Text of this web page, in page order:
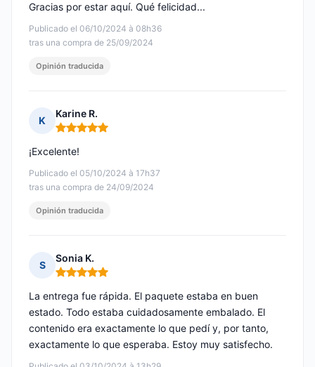
Publicado el 06/10/2024 à 08h36
tras una compra de 25/09/2024
Gracias por estar aquí. Qué felicidad...
Opinión traducida
K
Karine R.
Nota: 5 de 5
Publicado el 05/10/2024 à 17h37
tras una compra de 24/09/2024
¡Excelente!
Opinión traducida
S
Sonia K.
Nota: 5 de 5
La entrega fue rápida. El paquete estaba en buen
estado. Todo estaba cuidadosamente embalado. El
contenido era exactamente lo que pedí y, por tanto,
exactamente lo que esperaba. Estoy muy satisfecho.